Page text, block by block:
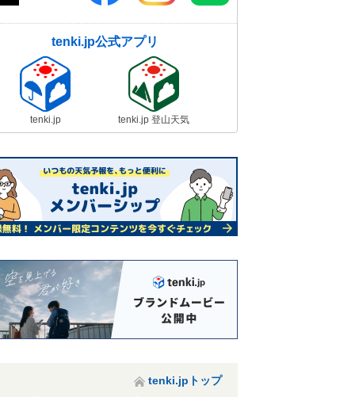
tenki.jp公式アプリ
tenki.jp tenki.jp 登山天気
tenki.jpトップ